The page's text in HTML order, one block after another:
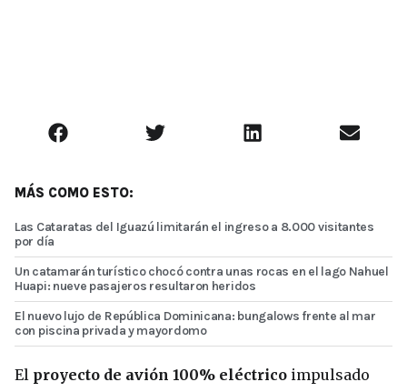
MÁS COMO ESTO:
Las Cataratas del Iguazú limitarán el ingreso a 8.000 visitantes
por día
Un catamarán turístico chocó contra unas rocas en el lago Nahuel
Huapi: nueve pasajeros resultaron heridos
El nuevo lujo de República Dominicana: bungalows frente al mar
con piscina privada y mayordomo
El proyecto de avión 100% eléctrico impulsado